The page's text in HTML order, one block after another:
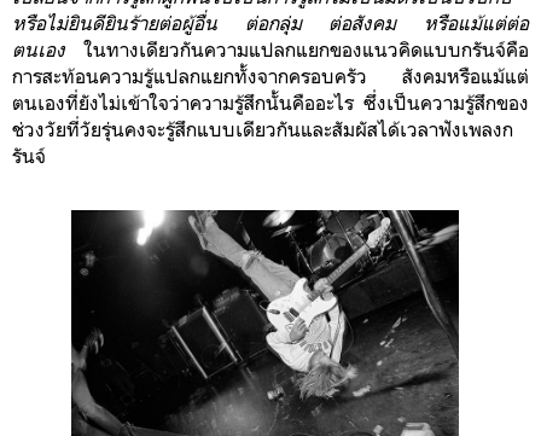
หรือไม่ยินดียินร้ายต่อผู้อื่น ต่อกลุ่ม ต่อสังคม หรือแม้แต่ต่อ
ตนเอง ในทางเดียวกันความแปลกแยกของแนวคิดแบบกรันจ์คือ
การสะท้อนความรู้แปลกแยกทั้งจากครอบครัว สังคมหรือแม้แต่
ตนเองที่ยังไม่เข้าใจว่าความรู้สึกนั้นคืออะไร ซึ่งเป็นความรู้สึกของ
ช่วงวัยที่วัยรุ่นคงจะรู้สึกแบบเดียวกันและสัมผัสได้เวลาฟังเพลงก
รันจ์